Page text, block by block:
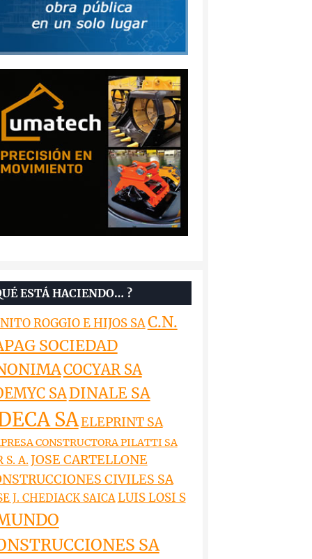
ESTÁ HACIENDO… ?
ROGGIO E HIJOS SAC.N.
SOCIEDAD
COCYAR SA
SADINALE SA
SAELEPRINT SA
CONSTRUCTORA PILATTI SA
S. A.JOSE CARTELLONE
CIVILES SA
J. CHEDIACK SAICALUIS LOSI S
SA